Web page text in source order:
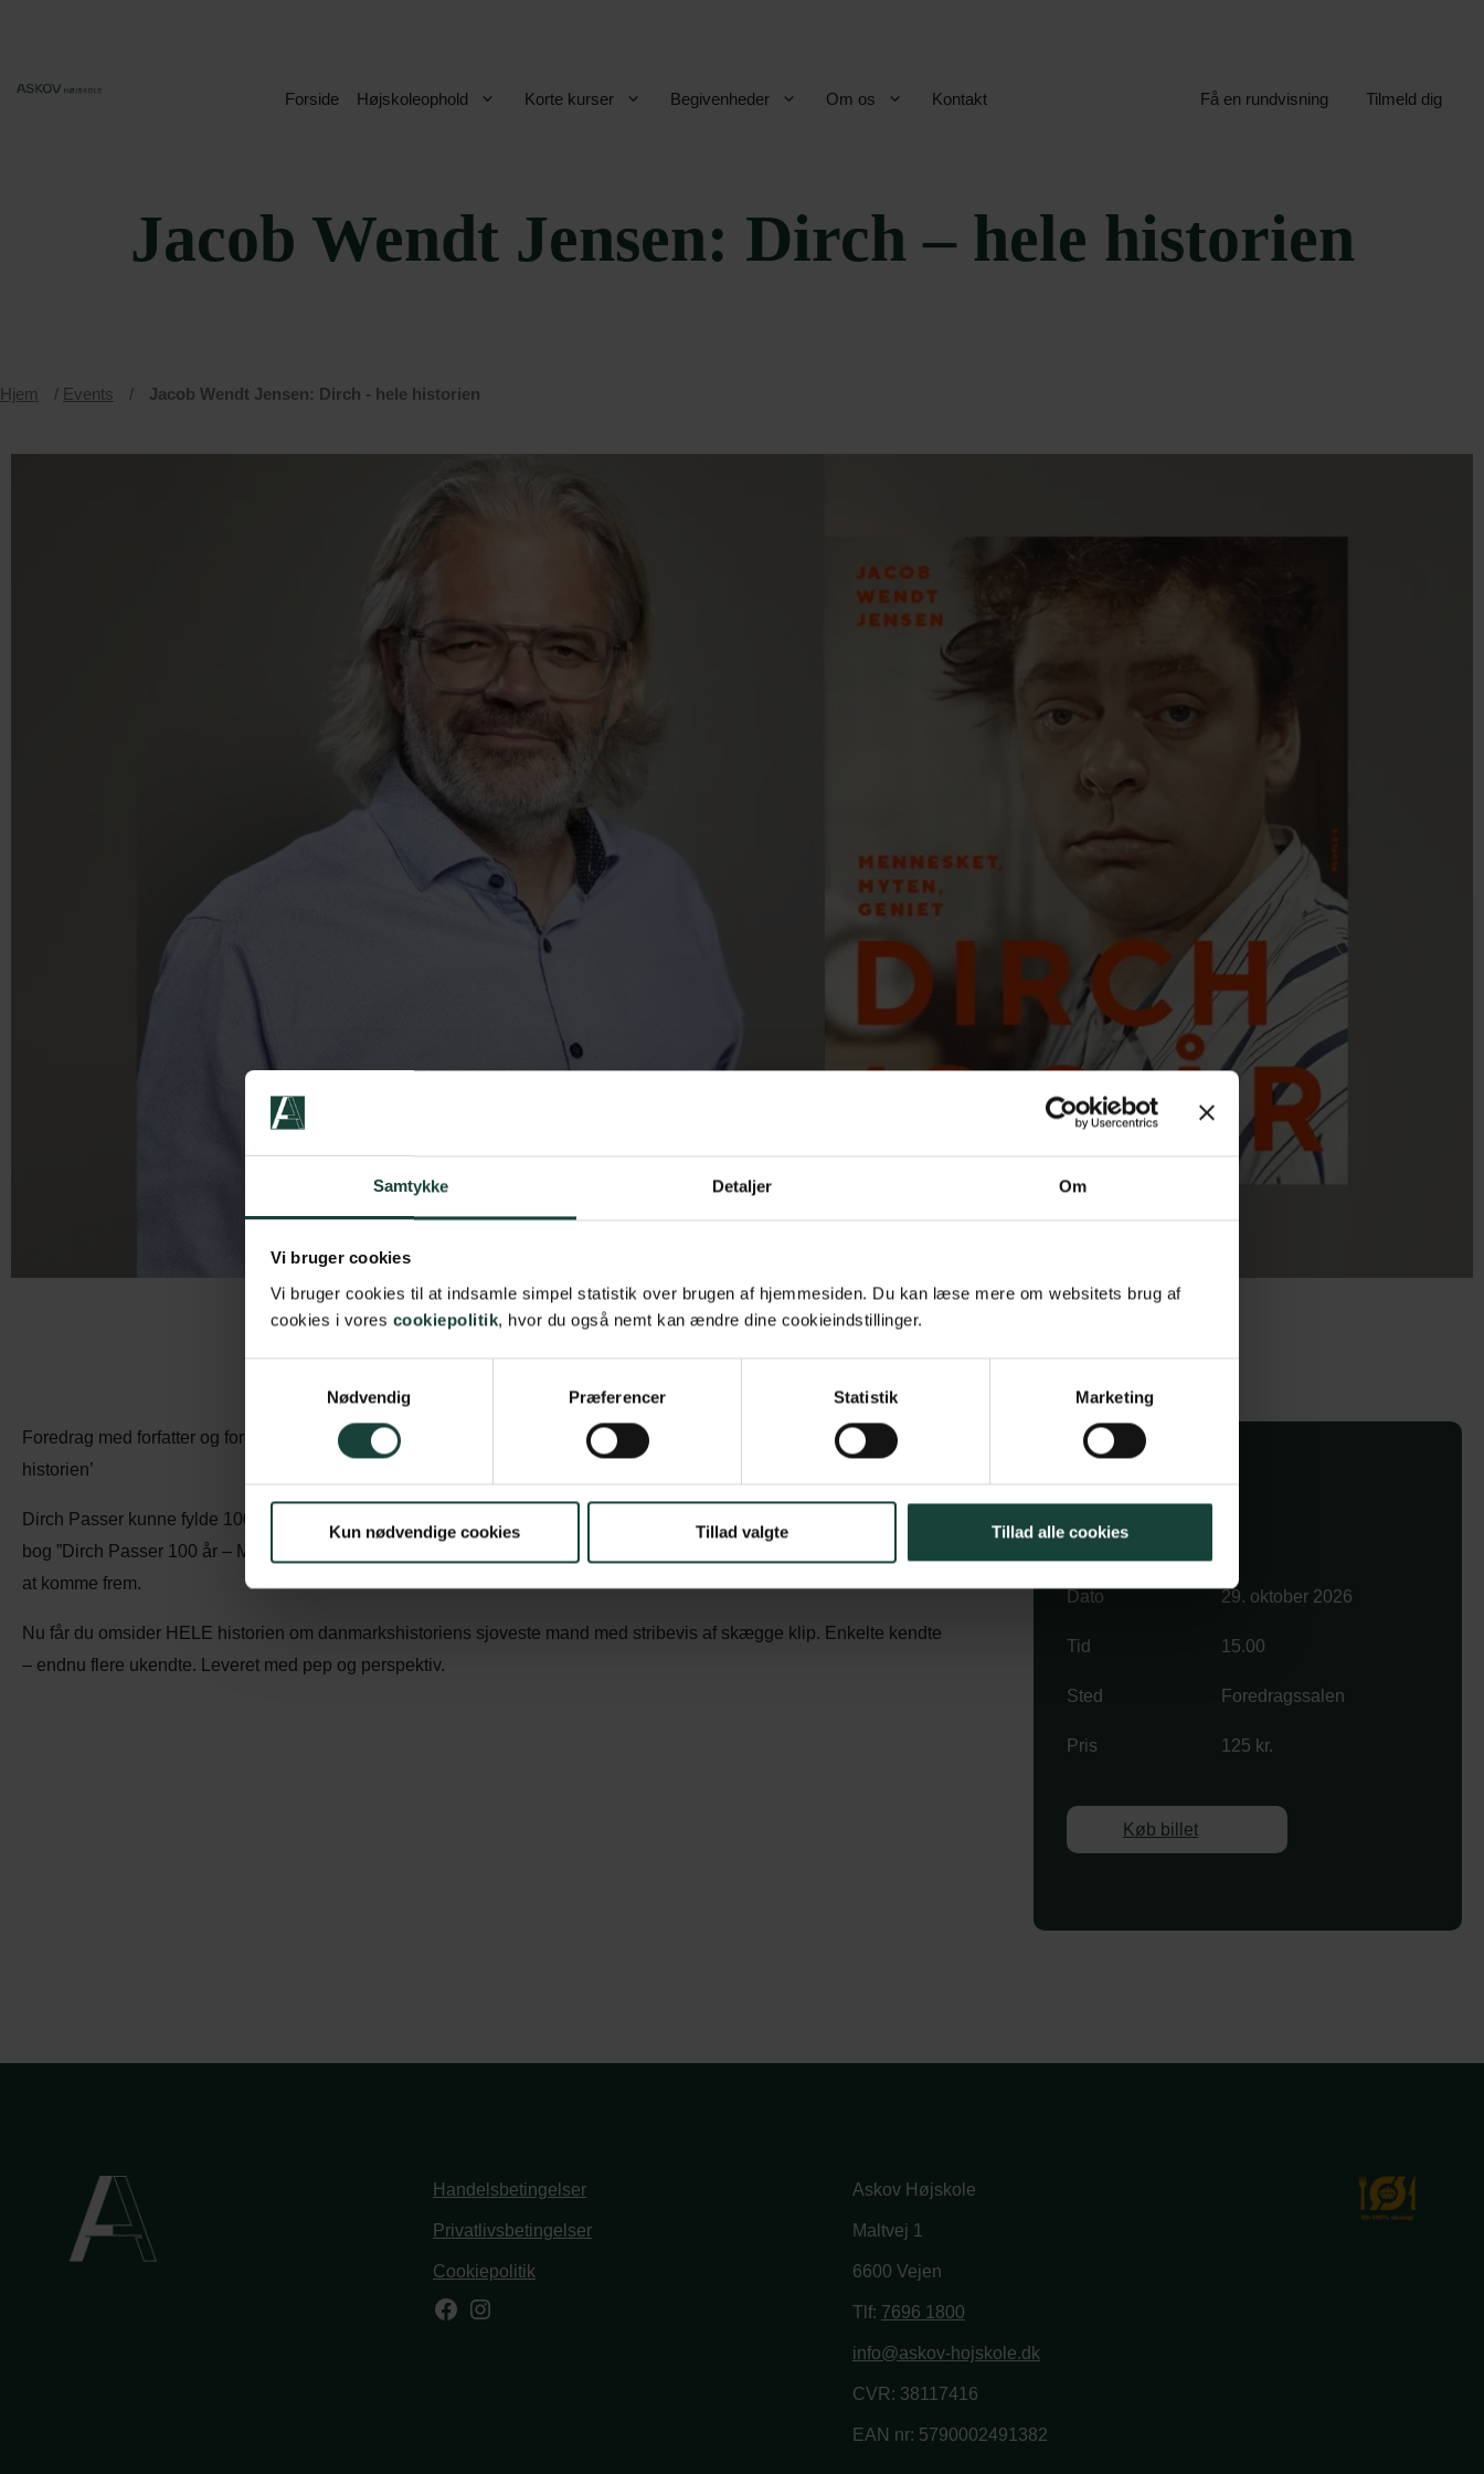
Samtykke Detaljer Om
Vi bruger cookies
Vi bruger cookies til at indsamle simpel statistik over brugen af hjemmesiden. Du kan læse mere om websitets brug af
cookies i vores cookiepolitik, hvor du også nemt kan ændre dine cookieindstillinger.
Nødvendig
Præferencer Statistik Marketing
Kun nødvendige cookies Tillad valgte Tillad alle cookies
Forside
Højskoleophold Korte kurser Begivenheder Om os Kontakt Få en rundvisning Tilmeld dig
Jacob Wendt Jensen: Dirch – hele historien
Hjem / Events / Jacob Wendt Jensen: Dirch - hele historien
Foredrag med forfatter og foredragsholder Jacob Wendt Jensen: ‘Danmarks største komiker – først nu får du HELE
historien’
Dirch Passer kunne fylde 100 år i maj 2026. Jacob Wendt Jensens foredrag om ham er baseret på den store coffe-table-
bog ”Dirch Passer 100 år – Mennesket, myten, geniet”. Materialet fra mere end 70 nye interviews får nye sider af Dirch til
at komme frem.
Nu får du omsider HELE historien om danmarkshistoriens sjoveste mand med stribevis af skægge klip. Enkelte kendte
– endnu flere ukendte. Leveret med pep og perspektiv.
Køb billet
Dato 29. oktober 2026
Tid 15.00
Sted Foredragssalen
Pris 125 kr.
Køb billet
Handelsbetingelser
Privatlivsbetingelser
Cookiepolitik
Facebook
Instagram
Askov Højskole
Maltvej 1
6600 Vejen
Tlf: 7696 1800
info@askov-hojskole.dk
CVR: 38117416
EAN nr: 5790002491382